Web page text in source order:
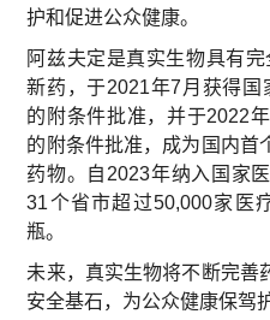
护和促进公众健康。
阿兹夫定是真实生物具有
新药，于2021年7月获得国
的附条件批准，并于2022
的附条件批准，成为国内首
药物。自2023年纳入国家
31个省市超过50,000家医
瓶。
未来，真实生物将不断完善
安全基石，为公众健康保驾